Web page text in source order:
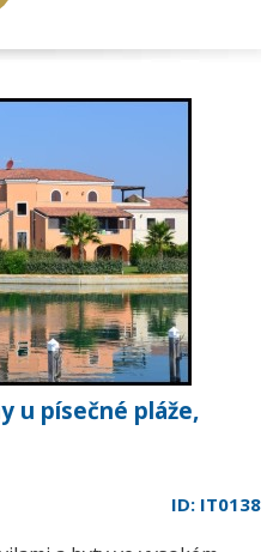
u písečné pláže,
ID: IT0138